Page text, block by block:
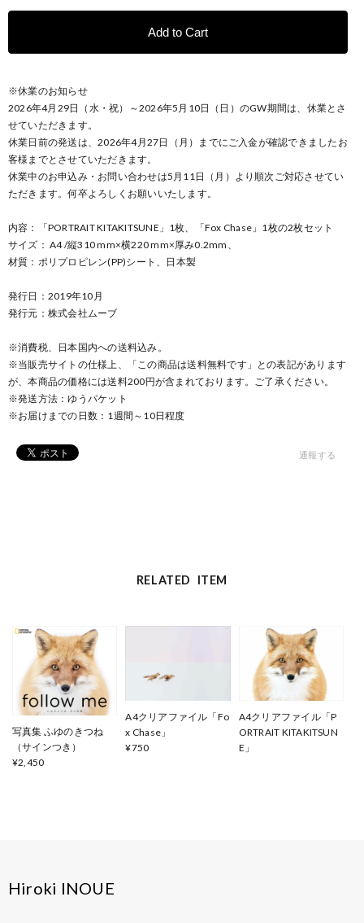
Add to Cart
※休業のお知らせ
2026年4月29日（水・祝）～2026年5月10日（日）のGW期間は、休業とさ
せていただきます。
休業日前の発送は、2026年4月27日（月）までにご入金が確認できましたお
客様までとさせていただきます。
休業中のお申込み・お問い合わせは5月11日（月）より順次ご対応させてい
ただきます。何卒よろしくお願いいたします。
内容：「PORTRAIT KITAKITSUNE」1枚、「Fox Chase」1枚の2枚セット
サイズ： A4 /縦310 mm×横220 mm×厚み0.2mm、
材質：ポリプロピレン(PP)シート、日本製
発行日：2019年10月
発行元：株式会社ムーブ
※消費税、日本国内への送料込み。
※当販売サイトの仕様上、「この商品は送料無料です」との表記があります
が、本商品の価格には送料200円が含まれております。ご了承ください。
※発送方法：ゆうパケット
※お届けまでの日数：1週間～10日程度
通報する
RELATED ITEM
写真集 ふゆのきつね
（サインつき）
¥2,450
A4クリアファイル「Fo
x Chase」
¥750
A4クリアファイル「P
ORTRAIT KITAKITSUN
E」
Hiroki INOUE